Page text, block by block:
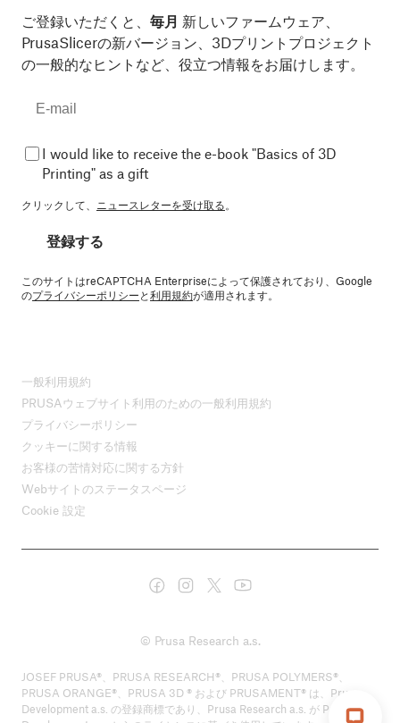
ご登録いただくと、 毎月 新しいファームウェア、
PrusaSlicerの新バージョン、3Dプリントプロジェクト
の一般的なヒントなど、役立つ情報をお届けします。
I would like to receive the e-book "Basics of 3D
Printing" as a gift
クリックして、 ニュースレターを受け取る。
登録する
このサイトはreCAPTCHA Enterpriseによって保護されており、Google
のプライバシーポリシーと利用規約が適用されます。
一般利用規約
PRUSAウェブサイト利用のための一般利用規約
プライバシーポリシー
クッキーに関する情報
お客様の苦情対応に関する方針
Webサイトのステータスページ
Cookie 設定
© Prusa Research a.s.
JOSEF PRUSA®、PRUSA RESEARCH®、PRUSA POLYMERS®、
PRUSA ORANGE®、PRUSA 3D ® および PRUSAMENT® は、Prusa
Development a.s. の登録商標であり、Prusa Research a.s. が Prusa